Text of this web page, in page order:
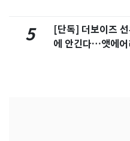
5
[단독] 더보이즈
에 안긴다…앳에어